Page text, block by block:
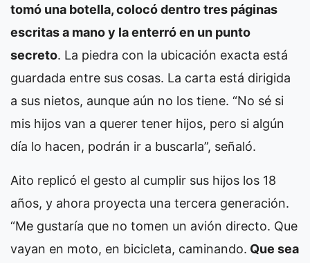
tomó una botella, colocó dentro tres páginas
escritas a mano y la enterró en un punto
secreto. La piedra con la ubicación exacta está
guardada entre sus cosas. La carta está dirigida
a sus nietos, aunque aún no los tiene. “No sé si
mis hijos van a querer tener hijos, pero si algún
día lo hacen, podrán ir a buscarla”, señaló.
Aito replicó el gesto al cumplir sus hijos los 18
años, y ahora proyecta una tercera generación.
“Me gustaría que no tomen un avión directo. Que
vayan en moto, en bicicleta, caminando. Que sea